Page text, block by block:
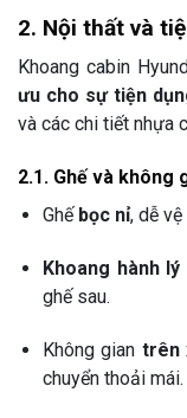
2. Nội thất và
Khoang cabin
ưu cho sự tiện
và các chi tiết nhựa
2.1. Ghế và không
Ghế bọc nỉ, dễ
Khoang hành lý
ghế sau.
Không gian trên
chuyển thoải mái.